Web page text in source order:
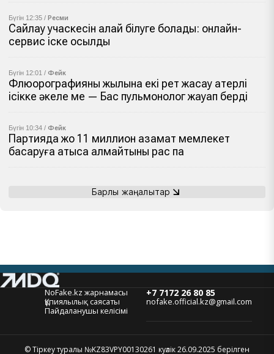
Бүгін 12:35 / Ресми
Сайлау учаскесін қалай білуге болады: онлайн-
сервис іске қосылды
Бүгін 12:01 / Фейк
Флюорографияны жылына екі рет жасау қатерлі
ісікке әкеле ме — Бас пульмонолог жауап берді
Бүгін 10:34 / Фейк
Партияда жоқ 11 миллион азамат мемлекет
басқаруға қатыса алмайтыны рас па
Барлық жаңалықтар
+7 7172 26 80 85
nofake.official.kz@gmail.com
NoFake.kz жарнамасы
Құпиялылық саясаты
Пайдаланушы келісімі
© Тіркеу туралы №KZ83VPY00130261 куәлік 26.09.2025 берілген